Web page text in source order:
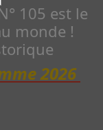
105 est le
monde !
2026